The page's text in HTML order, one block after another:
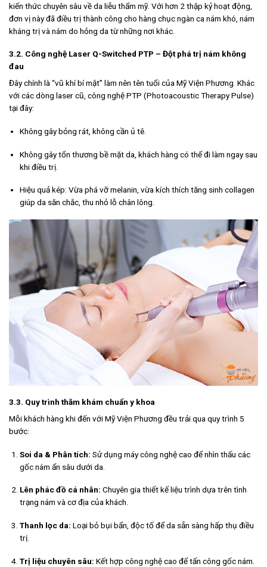
kiến thức chuyên sâu về da liễu thẩm mỹ. Với hơn 2 thập kỷ hoạt động,
đơn vị này đã điều trị thành công cho hàng chục ngàn ca nám khó, nám
kháng trị và nám do hỏng da từ những nơi khác.
3.2. Công nghệ Laser Q-Switched PTP – Đột phá trị nám không
đau
Đây chính là “vũ khí bí mật” làm nên tên tuổi của Mỹ Viện Phương. Khác
với các dòng laser cũ, công nghệ PTP (Photoacoustic Therapy Pulse)
tại đây:
Không gây bỏng rát, không cần ủ tê.
Không gây tổn thương bề mặt da, khách hàng có thể đi làm ngay sau
khi điều trị.
Hiệu quả kép: Vừa phá vỡ melanin, vừa kích thích tăng sinh collagen
giúp da săn chắc, thu nhỏ lỗ chân lông.
3.3. Quy trình thăm khám chuẩn y khoa
Mỗi khách hàng khi đến với Mỹ Viện Phương đều trải qua quy trình 5
bước:
Soi da & Phân tích: Sử dụng máy công nghệ cao để nhìn thấu các
gốc nám ẩn sâu dưới da.
Lên phác đồ cá nhân: Chuyên gia thiết kế liệu trình dựa trên tình
trạng nám và cơ địa của khách.
Thanh lọc da: Loại bỏ bụi bẩn, độc tố để da sẵn sàng hấp thụ điều
trị.
Trị liệu chuyên sâu: Kết hợp công nghệ cao để tấn công gốc nám.